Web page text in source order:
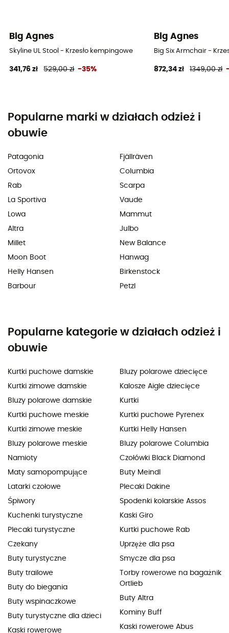
Big Agnes
Skyline UL Stool - Krzesło kempingowe
341,76 zł 529,00 zł -35%
Big Agnes
Big Six Armchair -
872,34 zł 1349,00 zł
Popularne marki w działach odzież i
obuwie
Patagonia
Ortovox
Rab
La Sportiva
Lowa
Altra
Millet
Moon Boot
Helly Hansen
Barbour
Fjällräven
Columbia
Scarpa
Vaude
Mammut
Julbo
New Balance
Hanwag
Birkenstock
Petzl
Popularne kategorie w działach odzież i
obuwie
Kurtki puchowe damskie
Kurtki zimowe damskie
Bluzy polarowe damskie
Kurtki puchowe meskie
Kurtki zimowe meskie
Bluzy polarowe meskie
Namioty
Maty samopompujące
Latarki czołowe
Śpiwory
Kuchenki turystyczne
Plecaki turystyczne
Czekany
Buty turystyczne
Buty trailowe
Buty do biegania
Buty wspinaczkowe
Buty turystyczne dla dzieci
Kaski rowerowe
Bluzy polarowe dziecięce
Kalosze Aigle dziecięce
Kurtki
Kurtki puchowe Pyrenex
Kurtki Helly Hansen
Bluzy polarowe Columbia
Czołówki Black Diamond
Buty Meindl
Plecaki Dakine
Spodenki kolarskie Assos
Kaski Giro
Kurtki puchowe Rab
Uprzęże dla psa
Smycze dla psa
Torby rowerowe na bagażnik
Ortlieb
Buty Altra
Kominy Buff
Kaski rowerowe Abus